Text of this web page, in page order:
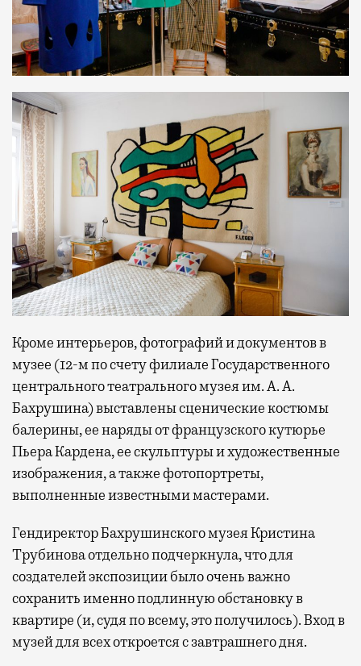
Кроме интерьеров, фотографий и документов в
музее (12-м по счету филиале Государственного
центрального театрального музея им. А. А.
Бахрушина) выставлены сценические костюмы
балерины, ее наряды от французского кутюрье
Пьера Кардена, ее скульптуры и художественные
изображения, а также фотопортреты,
выполненные известными мастерами.
Гендиректор Бахрушинского музея Кристина
Трубинова отдельно подчеркнула, что для
создателей экспозиции было очень важно
сохранить именно подлинную обстановку в
квартире (и, судя по всему, это получилось). Вход в
музей для всех откроется с завтрашнего дня.